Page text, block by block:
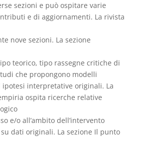
sezioni e può ospitare varie
e di aggiornamenti. La rivista
nove sezioni. La sezione
teorico, tipo rassegne critiche di
che propongono modelli
interpretative originali. La
ospita ricerche relative
e/o all’ambito dell’intervento
dati originali. La sezione Il punto